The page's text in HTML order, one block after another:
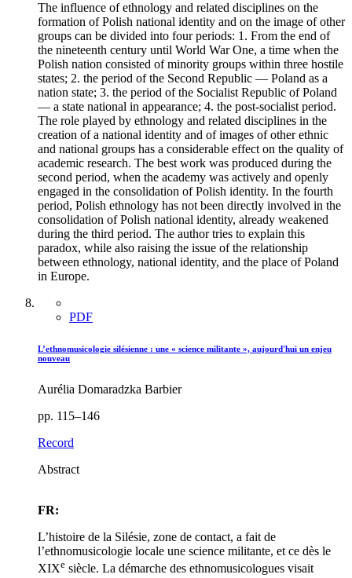
The influence of ethnology and related disciplines on the
formation of Polish national identity and on the image of other
groups can be divided into four periods: 1. From the end of
the nineteenth century until World War One, a time when the
Polish nation consisted of minority groups within three hostile
states; 2. the period of the Second Republic — Poland as a
nation state; 3. the period of the Socialist Republic of Poland
— a state national in appearance; 4. the post-socialist period.
The role played by ethnology and related disciplines in the
creation of a national identity and of images of other ethnic
and national groups has a considerable effect on the quality of
academic research. The best work was produced during the
second period, when the academy was actively and openly
engaged in the consolidation of Polish identity. In the fourth
period, Polish ethnology has not been directly involved in the
consolidation of Polish national identity, already weakened
during the third period. The author tries to explain this
paradox, while also raising the issue of the relationship
between ethnology, national identity, and the place of Poland
in Europe.
PDF
L’ethnomusicologie silésienne : une « science militante », aujourd'hui un enjeu
nouveau
Aurélia Domaradzka Barbier
pp. 115–146
Record
Abstract
FR:
L’histoire de la Silésie, zone de contact, a fait de
l’ethnomusicologie locale une science militante, et ce dès le
XIXe siècle. La démarche des ethnomusicologues visait